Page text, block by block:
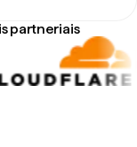
partneriais